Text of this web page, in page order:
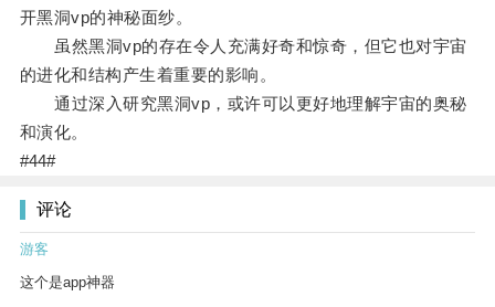
开黑洞vp的神秘面纱。
虽然黑洞vp的存在令人充满好奇和惊奇，但它也对宇宙
的进化和结构产生着重要的影响。
通过深入研究黑洞vp，或许可以更好地理解宇宙的奥秘
和演化。
#44#
评论
游客
这个是app神器